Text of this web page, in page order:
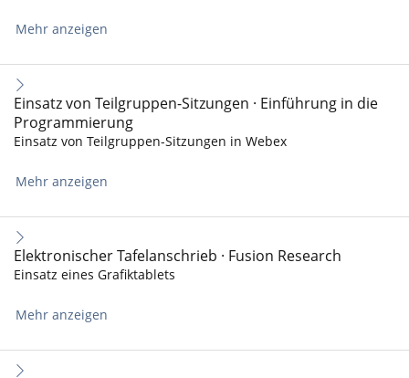
Mehr anzeigen
Einsatz von Teilgruppen-Sitzungen · Einführung in die
Programmierung
Einsatz von Teilgruppen-Sitzungen in Webex
Mehr anzeigen
Elektronischer Tafelanschrieb · Fusion Research
Einsatz eines Grafiktablets
Mehr anzeigen